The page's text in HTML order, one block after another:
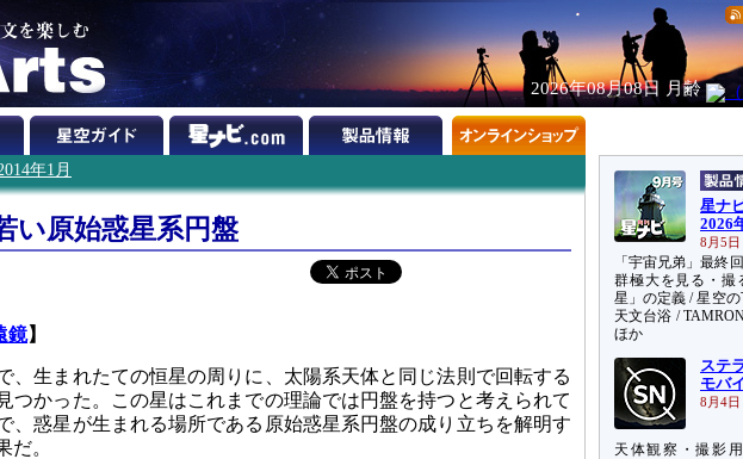
2026年08月08日 月齢
年1月
い原始惑星系円盤
鏡】
、生まれたての恒星の周りに、太陽系天体と同じ法則で回転する
つかった。この星はこれまでの理論では円盤を持つと考えられて
、惑星が生まれる場所である原始惑星系円盤の成り立ちを解明す
だ。
星ナ
2026
8月5日
「宇宙兄弟」最終
群極大を見る・撮
星」の定義 / 星空
天文台浴 /
ほか
ステ
モバ
8月4日
天体観察・撮影